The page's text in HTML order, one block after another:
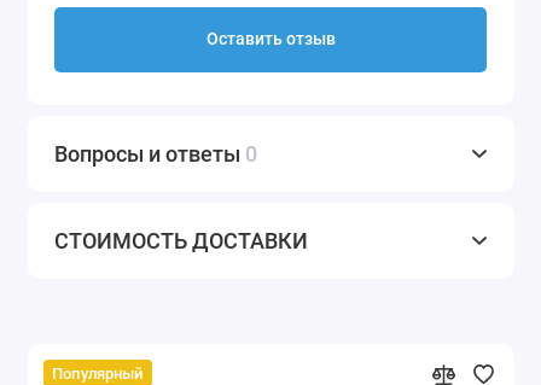
Оставить отзыв
Вопросы и ответы 0
СТОИМОСТЬ ДОСТАВКИ
Популярный